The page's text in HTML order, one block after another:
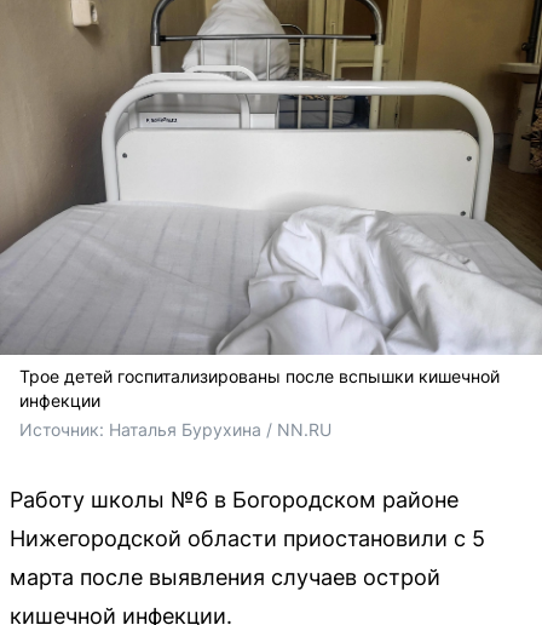
Трое детей госпитализированы после вспышки кишечной
инфекции
Источник: Наталья Бурухина / NN.RU
Работу школы №6 в Богородском районе
Нижегородской области приостановили с 5
марта после выявления случаев острой
кишечной инфекции.